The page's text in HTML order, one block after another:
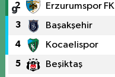
2 Erzurumspor FK
3 Başakşehir
4 Kocaelispor
5 Beşiktaş